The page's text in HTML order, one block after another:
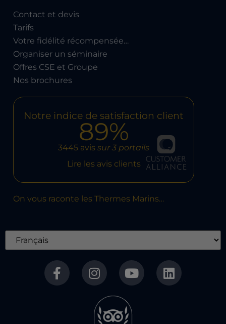
Contact et devis
Tarifs
Votre fidélité récompensée…
Organiser un séminaire
Offres CSE et Groupe
Nos brochures
Notre indice de satisfaction client
89%
3445 avis sur 3 portails
Lire les avis clients
On vous raconte les Thermes Marins…